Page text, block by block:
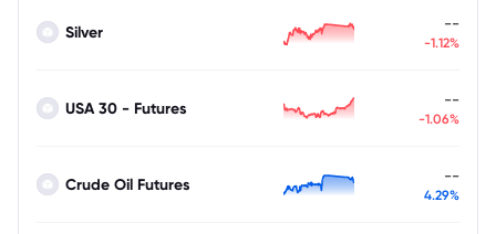
Silver --
-1.12%
USA 30 - Futures --
-1.06%
Crude Oil Futures --
4.29%